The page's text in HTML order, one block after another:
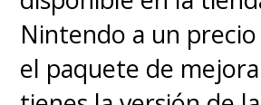
rendimiento
en Nintendo
mecánicas clásicas
Nintendo a un
el paquete de